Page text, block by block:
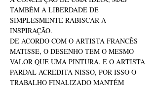
TAMBÉM A LIBERDADE DE
SIMPLESMENTE RABISCAR A
INSPIRAÇÃO.
DE ACORDO COM O ARTISTA FRANCÊS
MATISSE, O DESENHO TEM O MESMO
VALOR QUE UMA PINTURA. E O ARTISTA
PARDAL ACREDITA NISSO, POR ISSO O
TRABALHO FINALIZADO MANTÉM